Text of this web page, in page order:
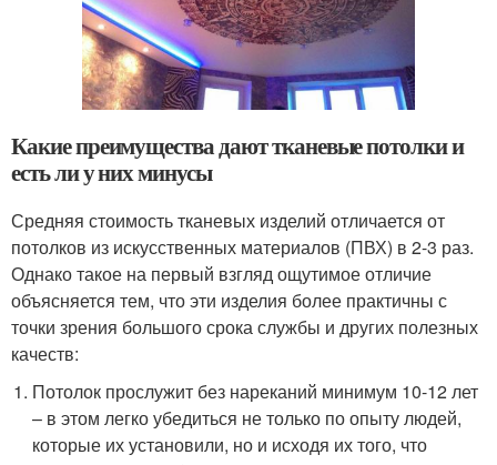
Какие преимущества дают тканевые потолки и
есть ли у них минусы
Средняя стоимость тканевых изделий отличается от
потолков из искусственных материалов (ПВХ) в 2-3 раз.
Однако такое на первый взгляд ощутимое отличие
объясняется тем, что эти изделия более практичны с
точки зрения большого срока службы и других полезных
качеств:
Потолок прослужит без нареканий минимум 10-12 лет
– в этом легко убедиться не только по опыту людей,
которые их установили, но и исходя их того, что